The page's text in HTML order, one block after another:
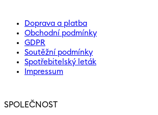
Doprava a platba
Obchodní podmínky
GDPR
Soutěžní podmínky
Spotřebitelský leták
Impressum
SPOLEČNOST